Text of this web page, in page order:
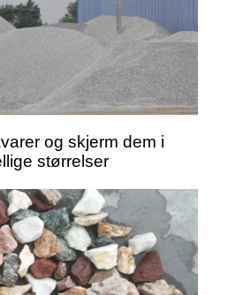
og skjerm dem i
størrelser